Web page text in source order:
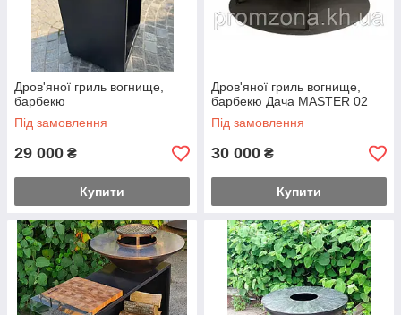
Дров'яної гриль вогнище,
барбекю
Під замовлення
29 000 ₴
Купити
Дров'яної гриль вогнище,
барбекю Дача MASTER 02
Під замовлення
30 000 ₴
Купити